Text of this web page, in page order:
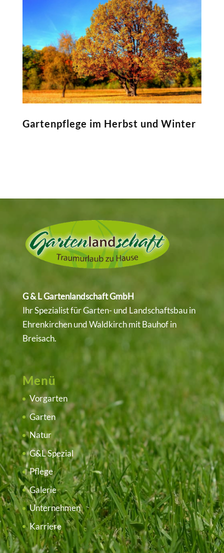
Gartenpflege im Herbst und Winter
G & L Gartenlandschaft GmbH
Ihr Spezialist für Garten- und Landschaftsbau in
EhrenkirchenundWaldkirchmit Bauhof in
Breisach.
Menü
Vorgarten
Garten
Natur
G&L Spezial
Pflege
Galerie
Unternehmen
Karriere